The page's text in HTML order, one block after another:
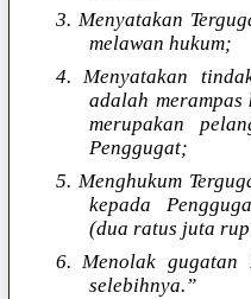
3. Menyatakan
melawan hukum;
4. Menyatakan
adalah merampas
merupakan
Penggugat;
5. Menghukum
kepada
(dua ratus juta
6. Menolak gugatan
selebihnya.”